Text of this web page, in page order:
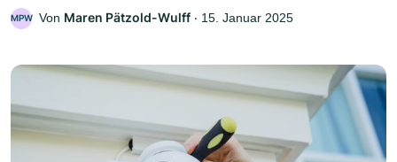
MPW Von Maren Pätzold-Wulff ‧ 15. Januar 2025